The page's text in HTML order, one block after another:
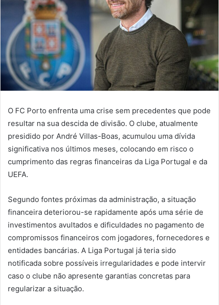
O FC Porto enfrenta uma crise sem precedentes que pode
resultar na sua descida de divisão. O clube, atualmente
presidido por André Villas-Boas, acumulou uma dívida
significativa nos últimos meses, colocando em risco o
cumprimento das regras financeiras da Liga Portugal e da
UEFA.
Segundo fontes próximas da administração, a situação
financeira deteriorou-se rapidamente após uma série de
investimentos avultados e dificuldades no pagamento de
compromissos financeiros com jogadores, fornecedores e
entidades bancárias. A Liga Portugal já teria sido
notificada sobre possíveis irregularidades e pode intervir
caso o clube não apresente garantias concretas para
regularizar a situação.